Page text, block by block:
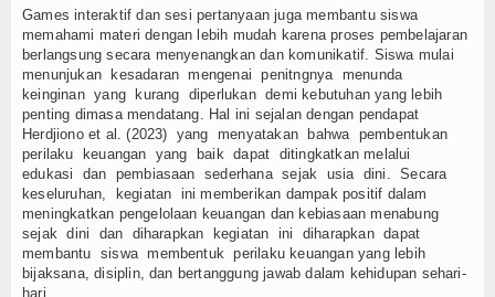
Games interaktif dan sesi pertanyaan juga membantu siswa
memahami materi dengan lebih mudah karena proses pembelajaran
berlangsung secara menyenangkan dan komunikatif. Siswa mulai
menunjukan kesadaran mengenai penitngnya menunda
keinginan yang kurang diperlukan demi kebutuhan yang lebih
penting dimasa mendatang. Hal ini sejalan dengan pendapat
Herdjiono et al. (2023) yang menyatakan bahwa pembentukan
perilaku keuangan yang baik dapat ditingkatkan melalui
edukasi dan pembiasaan sederhana sejak usia dini. Secara
keseluruhan, kegiatan ini memberikan dampak positif dalam
meningkatkan pengelolaan keuangan dan kebiasaan menabung
sejak dini dan diharapkan kegiatan ini diharapkan dapat
membantu siswa membentuk perilaku keuangan yang lebih
bijaksana, disiplin, dan bertanggung jawab dalam kehidupan sehari-
hari.